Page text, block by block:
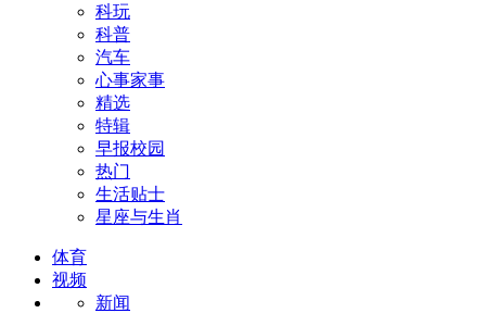
科玩
科普
汽车
心事家事
精选
特辑
早报校园
热门
生活贴士
星座与生肖
体育
视频
新闻